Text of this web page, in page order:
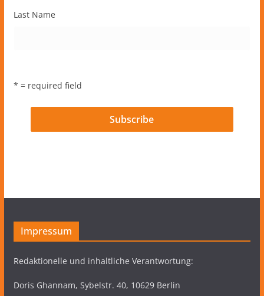
Last Name
* = required field
Impressum
Redaktionelle und inhaltliche Verantwortung:
Doris Ghannam, Sybelstr. 40, 10629 Berlin